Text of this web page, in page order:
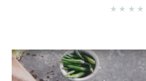
★
★
★
★